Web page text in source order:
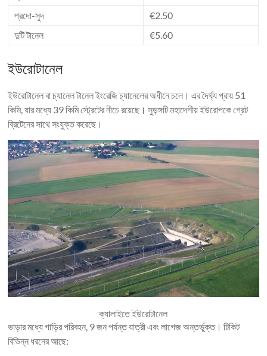
প্রদো-সুদ
€2.50
দুটি টানেল
€5.60
ইউরোটানেল
ইউরোটানেল বা চ্যানেল টানেল ইংরেজি চ্যানেলের অধীনে চলে। এর দৈর্ঘ্য প্রায় 51
কিমি, যার মধ্যে 39 কিমি স্ট্রেটের নীচে রয়েছে। সুড়ঙ্গটি মহাদেশীয় ইউরোপকে গ্রেট
ব্রিটেনের সাথে সংযুক্ত করেছে।
ক্যালাইতে ইউরোটানেল
ভাড়ার মধ্যে গাড়ির পরিবহন, 9 জন পর্যন্ত যাত্রী এবং লাগেজ অন্তর্ভুক্ত। টিকিট
বিভিন্ন ধরনের আছে: